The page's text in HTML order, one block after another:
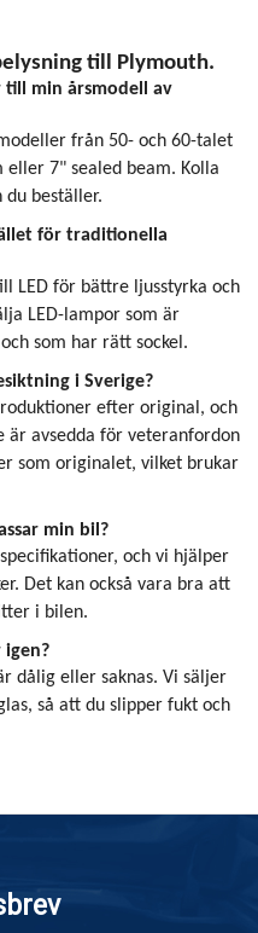
till Plymouth.
till min årsmodell av
från 50- och 60-talet
7" sealed beam. Kolla
beställer.
för traditionella
LED för bättre ljusstyrka och
LED-lampor som är
som har rätt sockel.
i Sverige?
efter original, och
är avsedda för veteranfordon
som originalet, vilket brukar
min bil?
och vi hjälper
Det kan också vara bra att
i bilen.
igen?
dålig eller saknas. Vi säljer
så att du slipper fukt och